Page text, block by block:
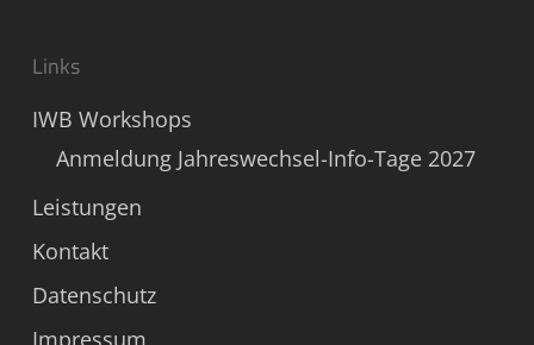
Links
IWB Workshops
Anmeldung Jahreswechsel-Info-Tage 2027
Leistungen
Kontakt
Datenschutz
Impressum